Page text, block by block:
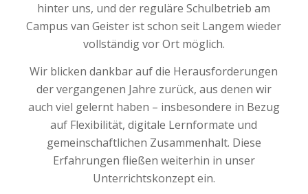
hinter uns, und der reguläre Schulbetrieb am
Campus van Geister ist schon seit Langem wieder
vollständig vor Ort möglich.
Wir blicken dankbar auf die Herausforderungen
der vergangenen Jahre zurück, aus denen wir
auch viel gelernt haben – insbesondere in Bezug
auf Flexibilität, digitale Lernformate und
gemeinschaftlichen Zusammenhalt. Diese
Erfahrungen fließen weiterhin in unser
Unterrichtskonzept ein.